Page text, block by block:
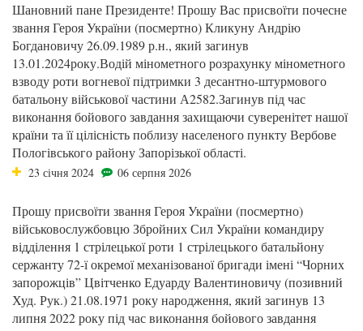
Шановний пане Президенте! Прошу Вас присвоїти почесне
звання Героя України (посмертно) Кликуну Андрію
Богдановичу 26.09.1989 р.н., який загинув
13.01.2024року.Водій мінометного розрахунку мінометного
взводу роти вогневої підтримки 3 десантно-штурмового
батальону військової частини А2582.Загинув під час
виконання бойового завдання захищаючи суверенітет нашої
країни та її цілісність поблизу населеного пункту Вербове
Пологівського району Запорізької області.
23 січня 2024 06 серпня 2026
Прошу присвоїти звання Героя України (посмертно)
військовослужбовцю Збройних Сил України командиру
відділення 1 стрілецької роти 1 стрілецького батальйону
сержанту 72-ї окремої механізованої бригади імені “Чорних
запорожців” Цвітченко Едуарду Валентиновичу (позивний
Худ. Рук.) 21.08.1971 року народження, який загинув 13
липня 2022 року під час виконання бойового завдання